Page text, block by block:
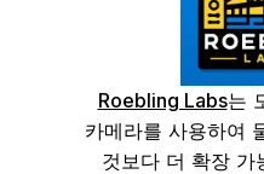
Roebling Labs는
카메라를 사용하여
것보다 더 확장 가